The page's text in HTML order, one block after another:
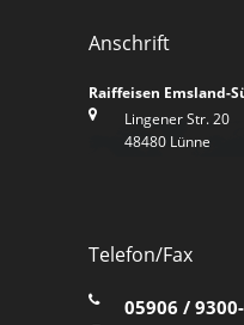
Anschrift
Raiffeisen Emsland-
Lingener Str. 20
48480 Lünne
Telefon/Fax
05906 /